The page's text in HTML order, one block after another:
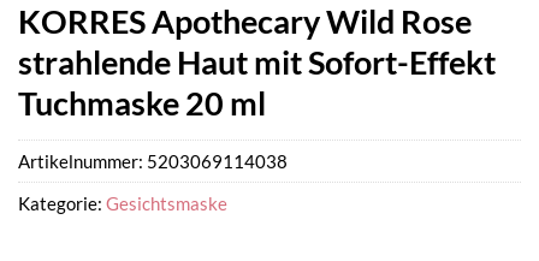
KORRES Apothecary Wild Rose
strahlende Haut mit Sofort-Effekt
Tuchmaske 20 ml
Artikelnummer: 5203069114038
Kategorie: Gesichtsmaske